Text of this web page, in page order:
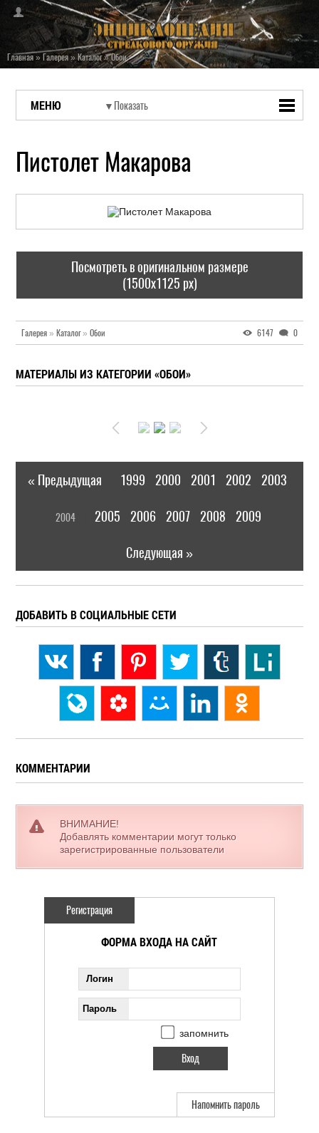
Главная»Галерея»Каталог»Обои
МЕНЮ
Пистолет Макарова
Посмотреть в оригинальном размере
(1500x1125 px)
Галерея » Каталог» Обои 6147 0
МАТЕРИАЛЫ ИЗ КАТЕГОРИИ «ОБОИ»
« Предыдущая 1999 2000 2001 2002 2003
2004 2005 2006 2007 2008 2009
Следующая »
ДОБАВИТЬ В СОЦИАЛЬНЫЕ СЕТИ
КОММЕНТАРИИ
ВНИМАНИЕ!
Добавлять комментарии могут только
зарегистрированные пользователи
Регистрация
ФОРМА ВХОДА НА САЙТ
Логин
Пароль
запомнить
Напомнить пароль